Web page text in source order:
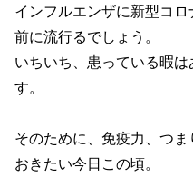
インフルエンザに新型コ
前に流行るでしょう。
いちいち、患っている暇
す。
そのために、免疫力、つ
おきたい今日この頃。